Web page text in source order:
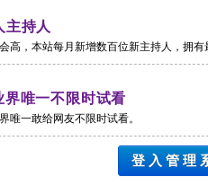
主持人
高，本站每月新增数百位新主持人，拥
界唯一不限时试看
唯一敢给网友不限时试看。
登 入 管 理